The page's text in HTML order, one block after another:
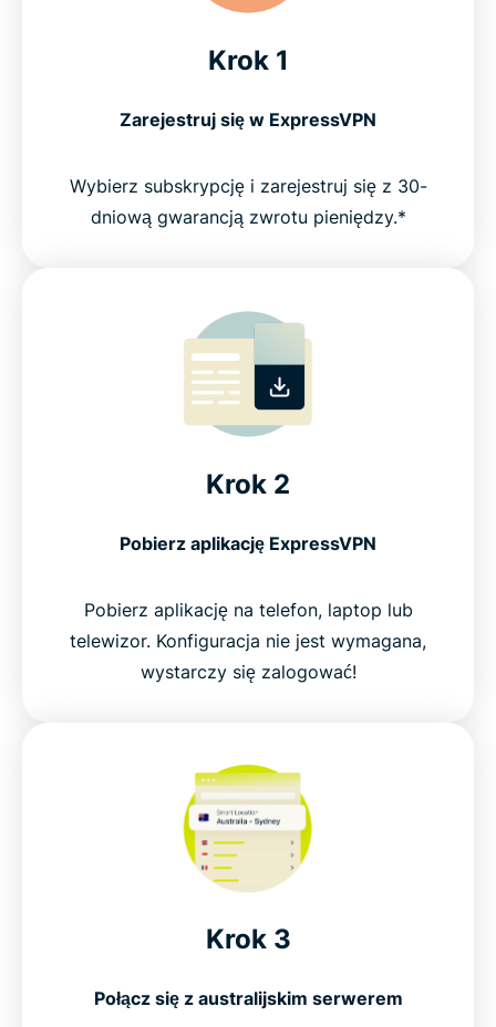
Krok 1
Zarejestruj się w ExpressVPN
Wybierz subskrypcję i zarejestruj się z 30-
dniową gwarancją zwrotu pieniędzy.*
Krok 2
Pobierz aplikację ExpressVPN
Pobierz aplikację na telefon, laptop lub
telewizor. Konfiguracja nie jest wymagana,
wystarczy się zalogować!
Krok 3
Połącz się z australijskim serwerem